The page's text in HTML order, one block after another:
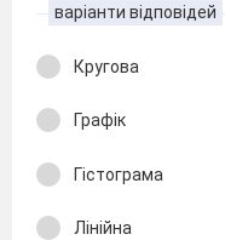
варіанти відповідей
Кругова
Графік
Гістограма
Лінійна